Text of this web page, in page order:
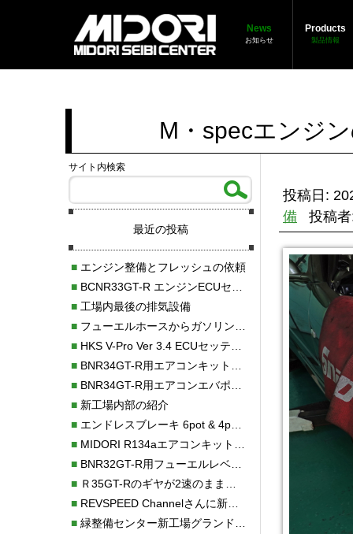
News
お知らせ
Products
製品情報
M・specエンジ
投稿日:
備
投稿
サイト内検索
最近の投稿
■エンジン整備とフレッシュの依頼
■BCNR33GT-R エンジンECUセッティング調整
■工場内最後の排気設備
■フューエルホースからガソリン漏れ
■HKS V-Pro Ver 3.4 ECUセッティング
■BNR34GT-R用エアコンキット新発売！！
■BNR34GT-R用エアコンエバポレーターを新発売！！
■新工場内部の紹介
■エンドレスブレーキ 6pot & 4potオーバーホール
■MIDORI R134aエアコンキットタイプⅡ取り付け
■BNR32GT-R用フューエルレベルセンサー新発売！！
■Ｒ35GT-Rのギヤが2速のまま変速しない！！
■REVSPEED Channelさんに新社屋を紹介していただきました!!
■緑整備センター新工場グランドオープン・続報